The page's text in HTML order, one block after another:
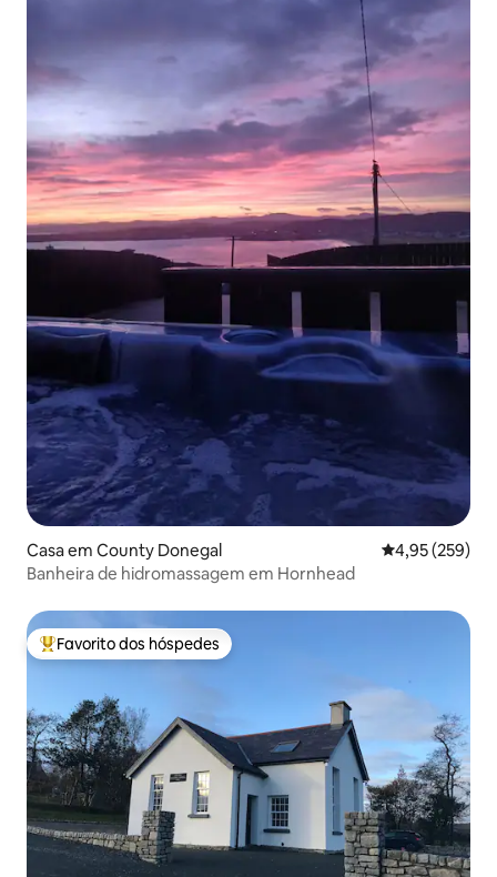
Casa em County Donegal Classificação
4,95 (259)
Banheira de hidromassagem em Hornhead
Favoritos dos hóspedes mais apreciados
Favorito dos hóspedes